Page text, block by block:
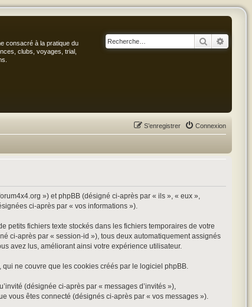
consacré à la pratique du
clubs, voyages, trial,
Rechercher
Connexion
S’enregistrer
») et phpBB (désigné ci-après par « ils », « eux »,
ci-après par « vos informations »).
petits fichiers texte stockés dans les fichiers temporaires de votre
ci-après par « session-id »), tous deux automatiquement assignés
avez lus, améliorant ainsi votre expérience utilisateur.
ne couvre que les cookies créés par le logiciel phpBB.
(désignée ci-après par « messages d’invités »),
vous êtes connecté (désignés ci-après par « vos messages »).